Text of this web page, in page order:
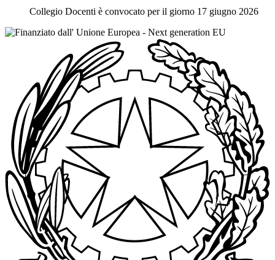
Collegio Docenti è convocato per il giorno 17 giugno 2026